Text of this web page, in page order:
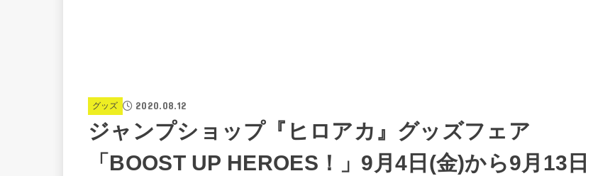
グッズ 2020.08.12
ジャンプショップ『ヒロアカ』グッズフェア
「BOOST UP HEROES！」9月4日(金)から9月13日